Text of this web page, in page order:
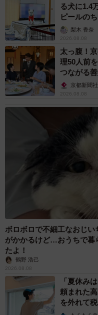
る犬に1.4
ピールの
梨木 香奈
2026.08.08
太っ腹！
理50人前
つながる
京都新聞社
2026.08.08
ボロボロで不細工なおじ
がかかるけど…おうちで暮
たよ！
鶴野 浩己
2026.08.08
「夏休み
頼まれた
を外れて
説】